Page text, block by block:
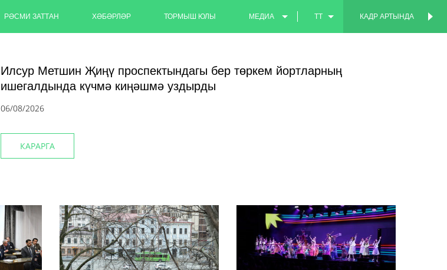
КАДР АРТЫНДА
РӘСМИ ЗАТТАН ХӘБӘРЛӘР ТОРМЫШ ЮЛЫ МЕДИА TT
Илсур Метшин Җиңү проспектындагы бер төркем йортларның
ишегалдында күчмә киңәшмә уздырды
06/08/2026
КАРАРГА
КАДР АРТЫНДА